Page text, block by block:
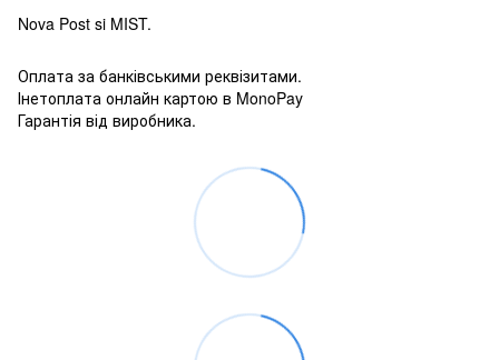
Nova Post si MIST.
Оплата за банківськими реквізитами.
Інетоплата онлайн картою в MonoPay
Гарантія від виробника.